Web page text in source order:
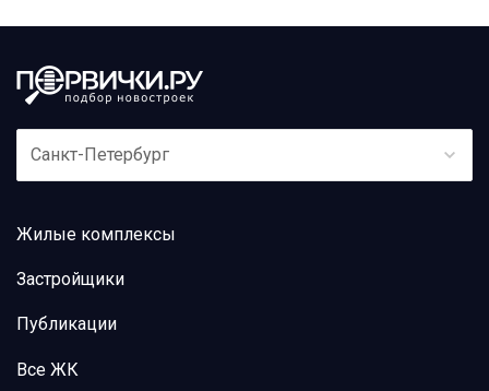
Санкт-Петербург
Жилые комплексы
Застройщики
Публикации
Все ЖК